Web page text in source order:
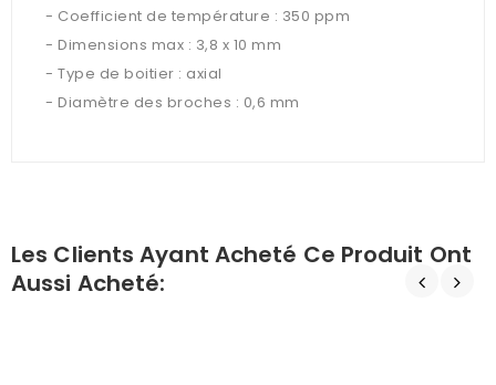
- Coefficient de température : 350 ppm
- Dimensions max : 3,8 x 10 mm
- Type de boitier : axial
- Diamètre des broches : 0,6 mm
Les Clients Ayant Acheté Ce Produit Ont
Aussi Acheté: